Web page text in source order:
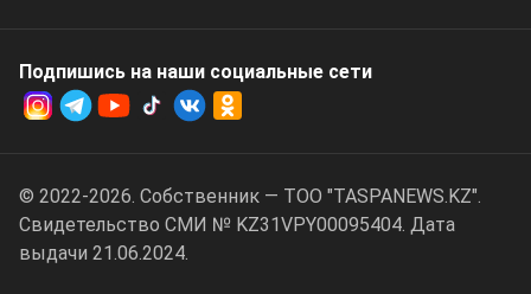
Подпишись на наши социальные cети
© 2022-2026. Собственник — ТОО "TASPANEWS.KZ".
Cвидетельство СМИ № KZ31VPY00095404. Дата
выдачи 21.06.2024.